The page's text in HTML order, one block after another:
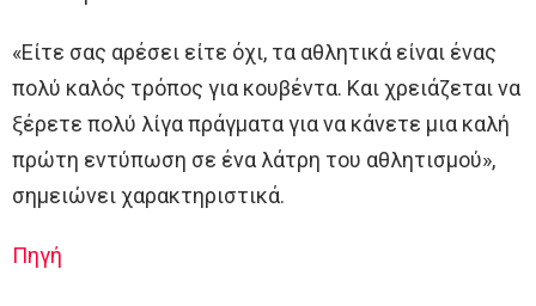
«Είτε σας αρέσει είτε όχι, τα αθλητικά είναι ένας
πολύ καλός τρόπος για κουβέντα. Και χρειάζεται να
ξέρετε πολύ λίγα πράγματα για να κάνετε μια καλή
πρώτη εντύπωση σε ένα λάτρη του αθλητισμού»,
σημειώνει χαρακτηριστικά.
Πηγή